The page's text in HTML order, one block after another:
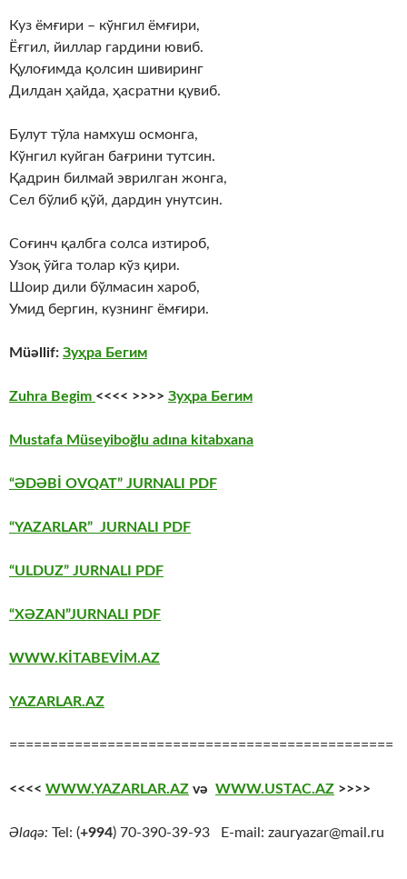
Куз ёмғири – кўнгил ёмғири,
Ёғгил, йиллар гардини ювиб.
Қулоғимда қолсин шивиринг
Дилдан ҳайда, ҳасратни қувиб.
Булут тўла намхуш осмонга,
Кўнгил куйган бағрини тутсин.
Қадрин билмай эврилган жонга,
Сел бўлиб қўй, дардин унутсин.
Соғинч қалбга солса изтироб,
Узоқ ўйга толар кўз қири.
Шоир дили бўлмасин хароб,
Умид бергин, кузнинг ёмғири.
Müəllif: Зуҳра Бегим
Zuhra Begim <<<< >>>> Зуҳра Бегим
Mustafa Müseyiboğlu adına kitabxana
“ƏDƏBİ OVQAT” JURNALI PDF
“YAZARLAR” JURNALI PDF
“ULDUZ” JURNALI PDF
“XƏZAN”JURNALI PDF
WWW.KİTABEVİM.AZ
YAZARLAR.AZ
===============================================
<<<< WWW.YAZARLAR.AZ və WWW.USTAC.AZ >>>>
Əlaqə: Tel: (+994) 70-390-39-93 E-mail: zauryazar@mail.ru